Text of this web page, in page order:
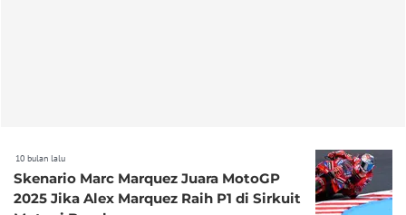
10 bulan lalu
Skenario Marc Marquez Juara MotoGP
2025 Jika Alex Marquez Raih P1 di Sirkuit